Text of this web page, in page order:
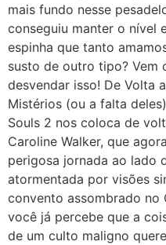
mais fundo nesse
conseguiu manter o nível
espinha que tanto
susto de outro tipo? Vem
desvendar isso! De Volta
Mistérios (ou a falta
Souls 2 nos coloca de
Caroline Walker, que
perigosa jornada ao lado
atormentada por visões
convento assombrado no
você já percebe que a
de um culto maligno